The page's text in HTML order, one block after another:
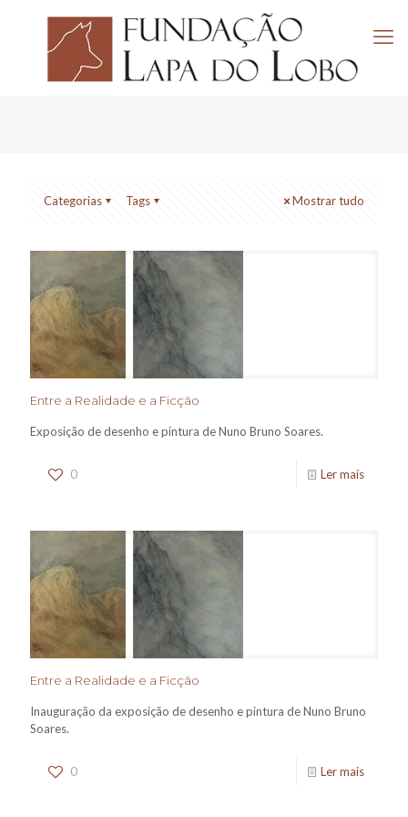
Categorias Tags Mostrar tudo
Entre a Realidade e a Ficção
Exposição de desenho e pintura de Nuno Bruno Soares.
0 Ler mais
Entre a Realidade e a Ficção
Inauguração da exposição de desenho e pintura de Nuno Bruno
Soares.
0 Ler mais